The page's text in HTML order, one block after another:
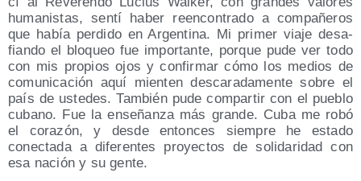
huma­nis­tas, sen­tí haber reen­con­tra­do a com­pa­ñe­ros
que había per­di­do en Argen­ti­na. Mi pri­mer via­je desa­
fian­do el blo­queo fue impor­tan­te, por­que pude ver todo
con mis pro­pios ojos y con­fir­mar cómo los medios de
comu­ni­ca­ción aquí mien­ten des­ca­ra­da­men­te sobre el
país de uste­des. Tam­bién pude com­par­tir con el pue­blo
cubano. Fue la ense­ñan­za más gran­de. Cuba me robó
el cora­zón, y des­de enton­ces siem­pre he esta­do
conec­ta­da a dife­ren­tes pro­yec­tos de soli­da­ri­dad con
esa nación y su gente.